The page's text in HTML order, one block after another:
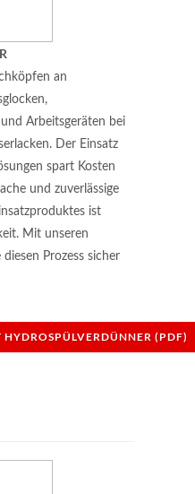
an
Arbeitsgeräten bei
Der Einsatz
spart Kosten
und zuverlässige
ist
Mit unseren
Prozess sicher
HYDROSPÜLVERDÜNNER (PDF)